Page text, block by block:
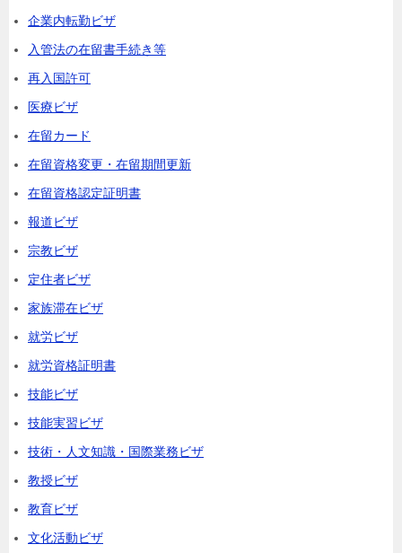
企業内転勤ビザ
入管法の在留書手続き等
再入国許可
医療ビザ
在留カード
在留資格変更・在留期間更新
在留資格認定証明書
報道ビザ
宗教ビザ
定住者ビザ
家族滞在ビザ
就労ビザ
就労資格証明書
技能ビザ
技能実習ビザ
技術・人文知識・国際業務ビザ
教授ビザ
教育ビザ
文化活動ビザ